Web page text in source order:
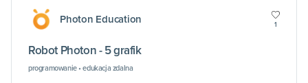
Photon Education 1
Robot Photon - 5 grafik
programowanie • edukacja zdalna